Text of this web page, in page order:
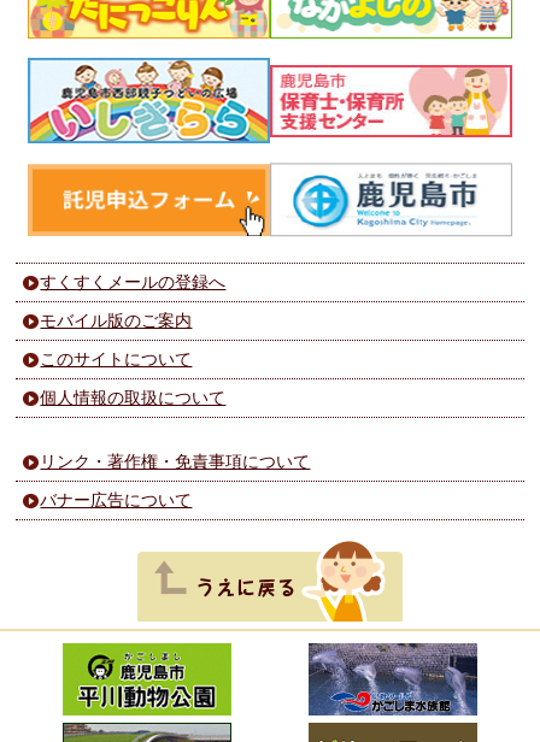
すくすくメールの登録へ
モバイル版のご案内
このサイトについて
個人情報の取扱について
リンク・著作権・免責事項について
バナー広告について